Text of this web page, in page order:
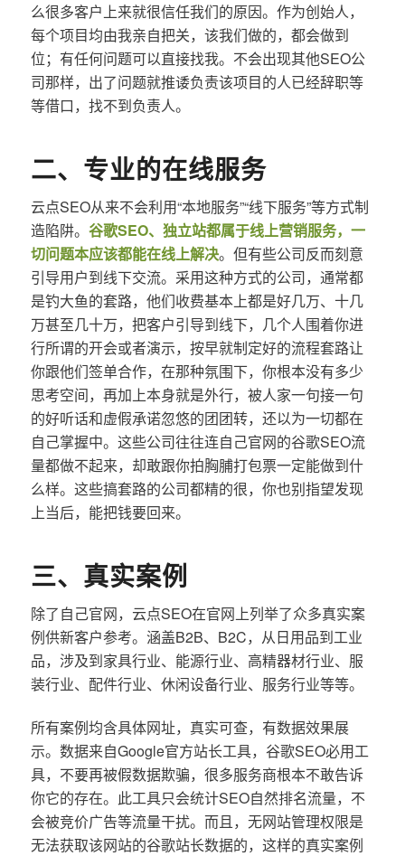
么很多客户上来就很信任我们的原因。作为创始人，
每个项目均由我亲自把关，该我们做的，都会做到
位；有任何问题可以直接找我。不会出现其他SEO公
司那样，出了问题就推诿负责该项目的人已经辞职等
等借口，找不到负责人。
二、专业的在线服务
云点SEO从来不会利用“本地服务”“线下服务”等方式制
造陷阱。 谷歌SEO、独立站都属于线上营销服务，一
切问题本应该都能在线上解决。但有些公司反而刻意
引导用户到线下交流。采用这种方式的公司，通常都
是钓大鱼的套路，他们收费基本上都是好几万、十几
万甚至几十万，把客户引导到线下，几个人围着你进
行所谓的开会或者演示，按早就制定好的流程套路让
你跟他们签单合作，在那种氛围下，你根本没有多少
思考空间，再加上本身就是外行，被人家一句接一句
的好听话和虚假承诺忽悠的团团转，还以为一切都在
自己掌握中。这些公司往往连自己官网的谷歌SEO流
量都做不起来，却敢跟你拍胸脯打包票一定能做到什
么样。这些搞套路的公司都精的很，你也别指望发现
上当后，能把钱要回来。
三、真实案例
除了自己官网，云点SEO在官网上列举了众多真实案
例供新客户参考。涵盖B2B、B2C，从日用品到工业
品，涉及到家具行业、能源行业、高精器材行业、服
装行业、配件行业、休闲设备行业、服务行业等等。
所有案例均含具体网址，真实可查，有数据效果展
示。数据来自Google官方站长工具，谷歌SEO必用工
具，不要再被假数据欺骗，很多服务商根本不敢告诉
你它的存在。此工具只会统计SEO自然排名流量，不
会被竞价广告等流量干扰。而且，无网站管理权限是
无法获取该网站的谷歌站长数据的，这样的真实案例